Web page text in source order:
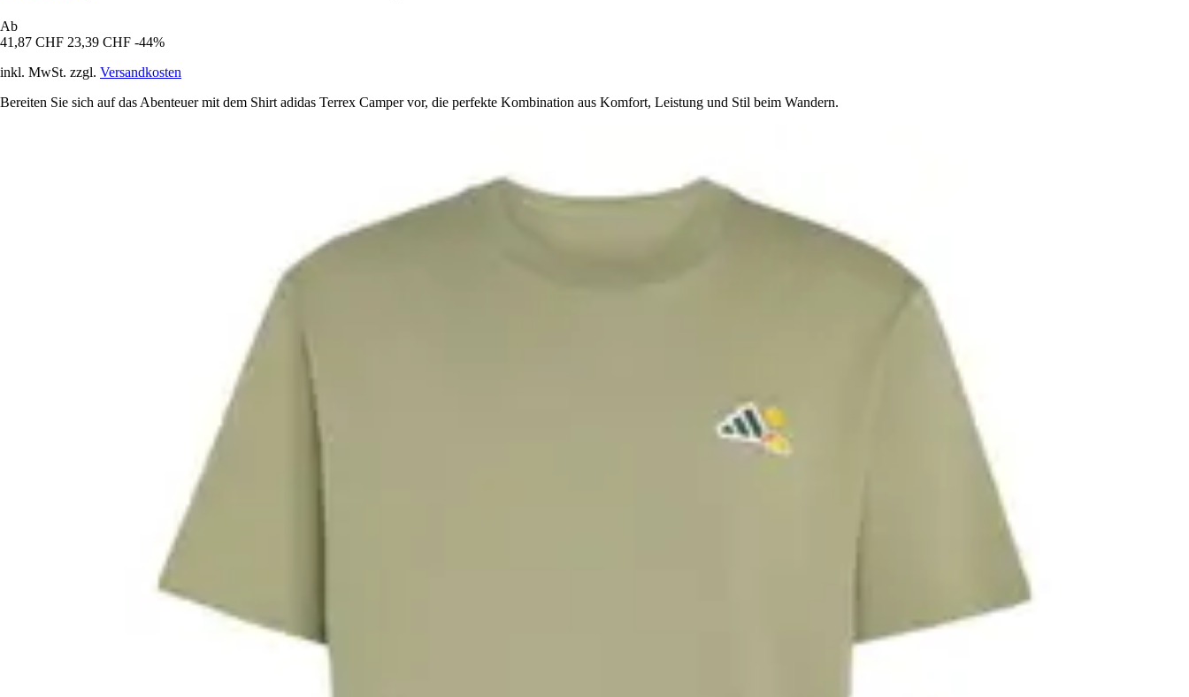
Ab
41,87 CHF 23,39 CHF -44%
inkl. MwSt. zzgl. Versandkosten
Bereiten Sie sich auf das Abenteuer mit dem Shirt adidas Terrex Camper vor, die perfekte Kombination aus Komfort, Leistung und Stil beim Wandern.